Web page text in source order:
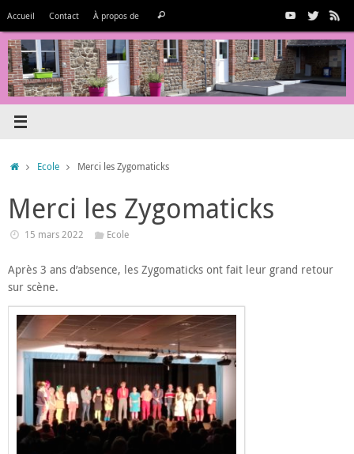
contenu
Accueil Contact À propos de
:
Rechercher
Accueil
Ecole Merci les Zygomaticks
Merci les Zygomaticks
15 mars 2022 Ecole
Après 3 ans d’absence, les Zygomaticks ont fait leur grand retour
sur scène.